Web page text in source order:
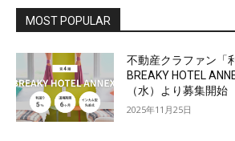
MOST POPULAR
不動産クラファン「
BREAKY HOTEL
（水）より募集開始
2025年11月25日